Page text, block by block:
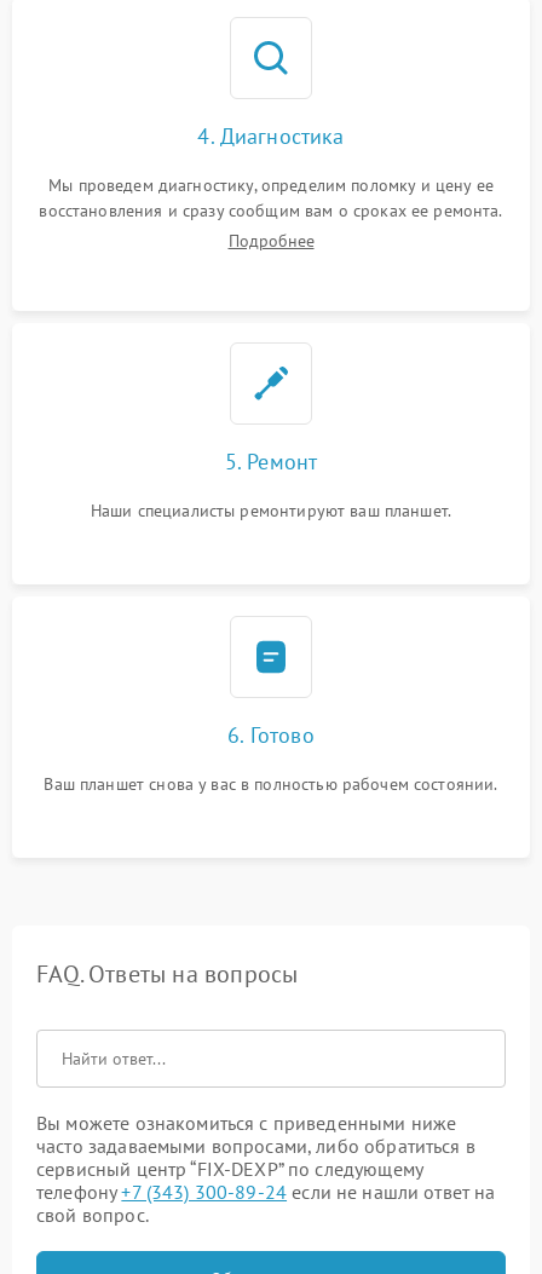
4. Диагностика
Мы проведем диагностику, определим поломку и цену ее
восстановления и сразу сообщим вам о сроках ее ремонта.
Подробнее
5. Ремонт
Наши специалисты ремонтируют ваш планшет.
6. Готово
Ваш планшет снова у вас в полностью рабочем состоянии.
FAQ. Ответы на вопросы
Вы можете ознакомиться с приведенными ниже
часто задаваемыми вопросами, либо обратиться в
сервисный центр “FIX-DEXP” по следующему
телефону+7 (343) 300-89-24 если не нашли ответ на
свой вопрос.